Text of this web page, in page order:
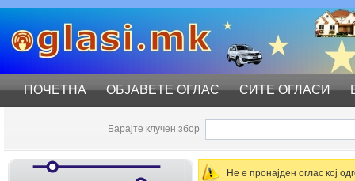
ПОЧЕТНА ОБЈАВЕТЕ ОГЛАС СИТЕ ОГЛАСИ
Барајте клучен збор
Не е пронајден оглас кој